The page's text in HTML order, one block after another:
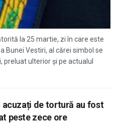
la 25 martie, zi în care este
Bunei Vestiri, al cărei simbol se
preluat ulterior şi pe actualul
de tortură au fost
peste zece ore